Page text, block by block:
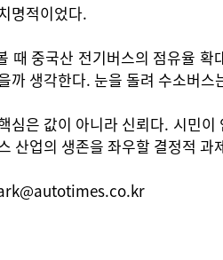
명적이었다.
때 중국산 전기버스의 점유율 확
까 생각한다. 눈을 돌려 수소버
심은 값이 아니라 신뢰다. 시민
산업의 생존을 좌우할 결정적 과